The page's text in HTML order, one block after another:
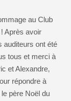
au Club
Après avoir
auditeurs ont été
tous et merci à
et Alexandre,
répondre à
père Noël du